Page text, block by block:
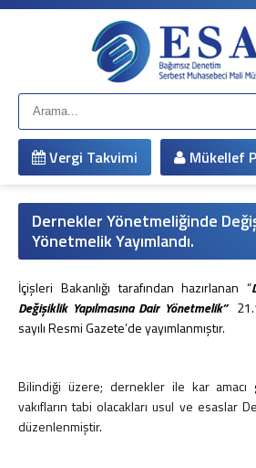
Hakkımızda
Çalışma Arkadaşlarımız
Misyonumuz
Vizyonumuz
Şirket Bilgileri
Hizmetlerimiz
Mali Müşavirlik Hizmetleri
Bağımsız Denetim
Muhasebe Sistemi Revizyonu
Vergi Davaları ve İnceleme Danışmanlığı
Sirküler
2026 - Sirküler
Vergi Takvimi Mükellef
Dernekler Yönetmeliğinde
Yönetmelik Yayımlandı.
İçişleri Bakanlığı tarafından hazırlanan “
Değişiklik Yapılmasına Dair Yönetmelik”
sayılı Resmi Gazete’de yayımlanmıştır.
Bilindiği üzere; dernekler ile kar amacı
vakıfların tabi olacakları usul ve esaslar
düzenlenmiştir.